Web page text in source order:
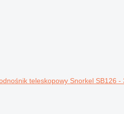
teleskopowy Snorkel SB126 -